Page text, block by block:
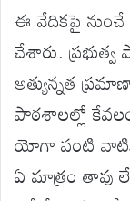
ఈ వేదికపై నుంచే
చేశారు. ప్రభుత్వ
అత్యున్నత
పాఠశాలల్లో
యోగావంటి
ఏ మాత్రం తావు